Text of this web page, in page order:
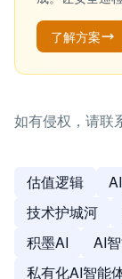
了解方案
如有侵权，请联
估值逻辑
技术护城河
积墨AI
AI
私有化AI智能